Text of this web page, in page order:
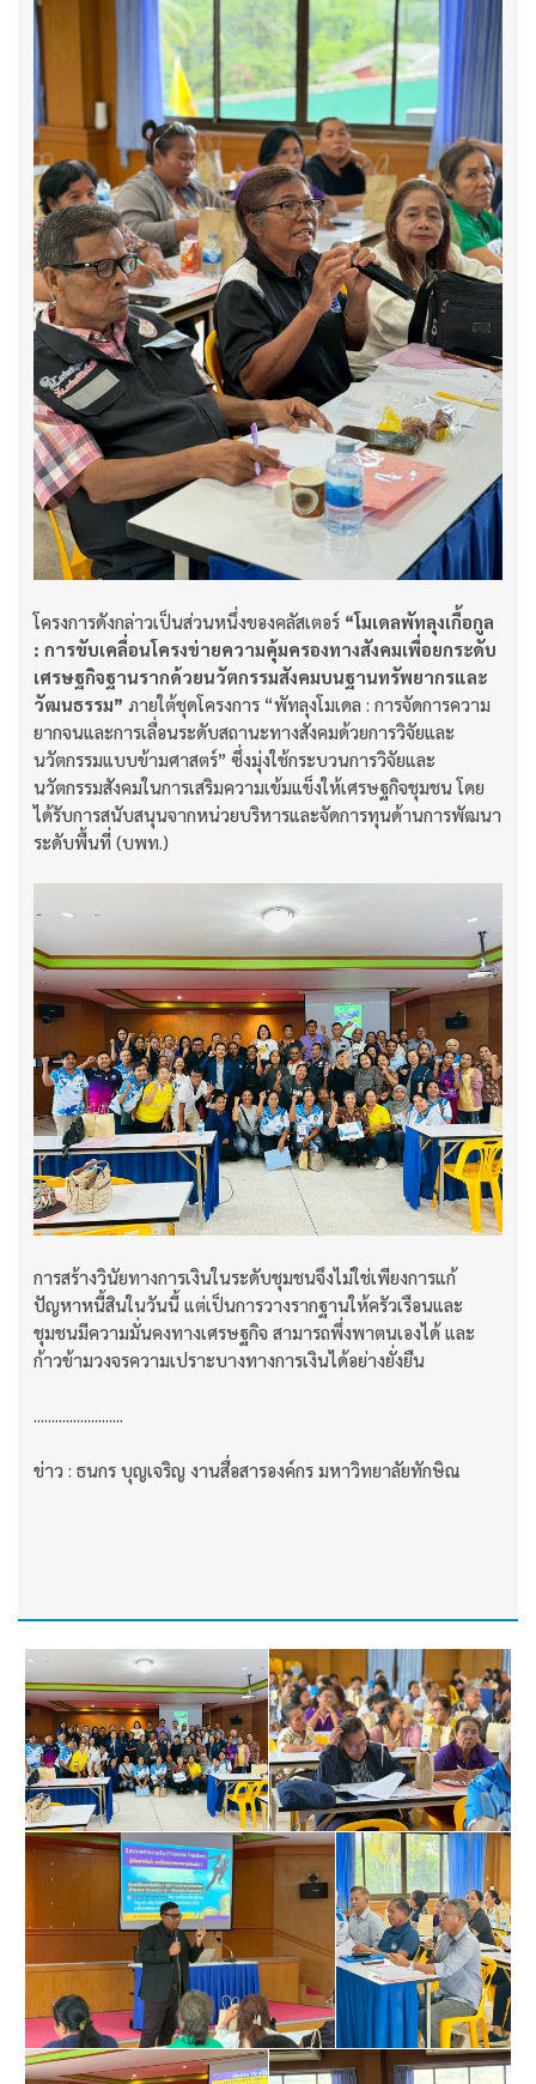
โครงการดังกล่าวเป็นส่วนหนึ่งของคลัสเตอร์ “โมเดลพัทลุงเกื้อกูล
: การขับเคลื่อนโครงข่ายความคุ้มครองทางสังคมเพื่อยกระดับ
เศรษฐกิจฐานรากด้วยนวัตกรรมสังคมบนฐานทรัพยากรและ
วัฒนธรรม” ภายใต้ชุดโครงการ “พัทลุงโมเดล : การจัดการความ
ยากจนและการเลื่อนระดับสถานะทางสังคมด้วยการวิจัยและ
นวัตกรรมแบบข้ามศาสตร์” ซึ่งมุ่งใช้กระบวนการวิจัยและ
นวัตกรรมสังคมในการเสริมความเข้มแข็งให้เศรษฐกิจชุมชน โดย
ได้รับการสนับสนุนจากหน่วยบริหารและจัดการทุนด้านการพัฒนา
ระดับพื้นที่ (บพท.)
การสร้างวินัยทางการเงินในระดับชุมชนจึงไม่ใช่เพียงการแก้
ปัญหาหนี้สินในวันนี้ แต่เป็นการวางรากฐานให้ครัวเรือนและ
ชุมชนมีความมั่นคงทางเศรษฐกิจ สามารถพึ่งพาตนเองได้ และ
ก้าวข้ามวงจรความเปราะบางทางการเงินได้อย่างยั่งยืน
.........................
ข่าว : ธนกร บุญเจริญ งานสื่อสารองค์กร มหาวิทยาลัยทักษิณ